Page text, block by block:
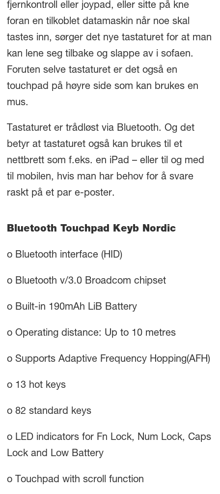
fjernkontroll eller joypad, eller sitte på kne
foran en tilkoblet datamaskin når noe skal
tastes inn, sørger det nye tastaturet for at man
kan lene seg tilbake og slappe av i sofaen.
Foruten selve tastaturet er det også en
touchpad på høyre side som kan brukes en
mus.
Tastaturet er trådløst via Bluetooth. Og det
betyr at tastaturet også kan brukes til et
nettbrett som f.eks. en iPad – eller til og med
til mobilen, hvis man har behov for å svare
raskt på et par e-poster.
Bluetooth Touchpad Keyb Nordic
o Bluetooth interface (HID)
o Bluetooth v/3.0 Broadcom chipset
o Built-in 190mAh LiB Battery
o Operating distance: Up to 10 metres
o Supports Adaptive Frequency Hopping(AFH)
o 13 hot keys
o 82 standard keys
o LED indicators for Fn Lock, Num Lock, Caps
Lock and Low Battery
o Touchpad with scroll function